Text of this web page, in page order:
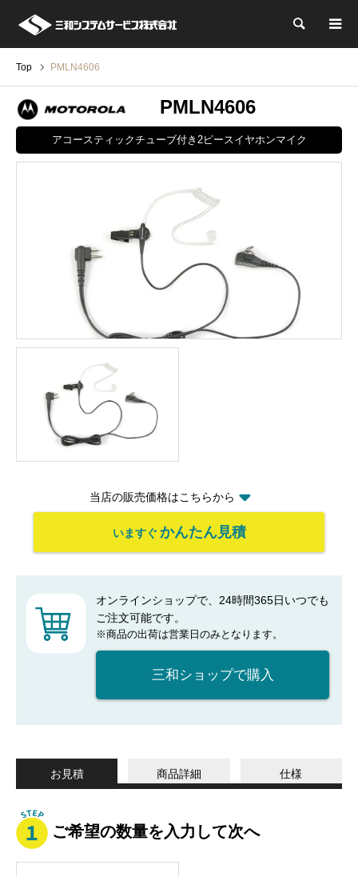
検索
Top PMLN4606
PMLN4606
アコースティックチューブ付き2ピースイヤホンマイク
当店の販売価格はこちらから
いますぐ かんたん見積
オンラインショップで、24時間365日いつでも
ご注文可能です。
※商品の出荷は営業日のみとなります。
三和ショップで購入
お見積 商品詳細 仕様
ご希望の数量を入力して次へ